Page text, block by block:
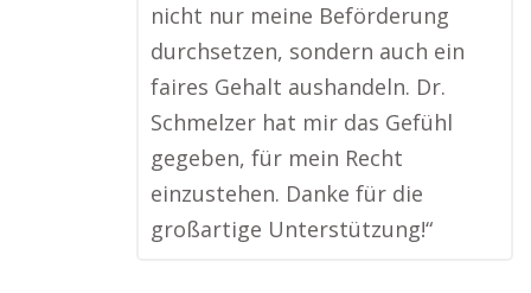
nicht nur meine Beförderung
durchsetzen, sondern auch ein
faires Gehalt aushandeln. Dr.
Schmelzer hat mir das Gefühl
gegeben, für mein Recht
einzustehen. Danke für die
großartige Unterstützung!“